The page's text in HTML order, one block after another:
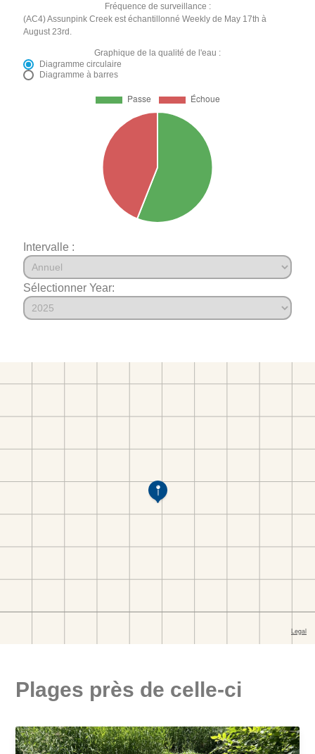
Fréquence de surveillance :
(AC4) Assunpink Creek est échantillonné Weekly de May 17th à
August 23rd.
Graphique de la qualité de l'eau :
Diagramme circulaire
Diagramme à barres
Intervalle :
Sélectionner Year:
Plages près de celle-ci